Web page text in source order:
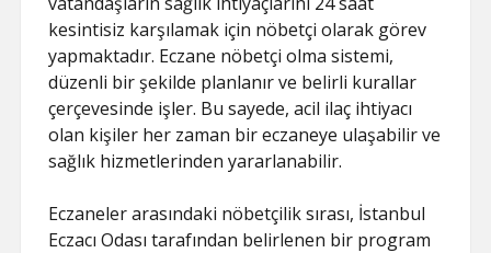
kesintisiz karşılamak için nöbetçi olarak görev
yapmaktadır. Eczane nöbetçi olma sistemi,
düzenli bir şekilde planlanır ve belirli kurallar
çerçevesinde işler. Bu sayede, acil ilaç ihtiyacı
olan kişiler her zaman bir eczaneye ulaşabilir ve
sağlık hizmetlerinden yararlanabilir.
Eczaneler arasındaki nöbetçilik sırası, İstanbul
Eczacı Odası tarafından belirlenen bir program